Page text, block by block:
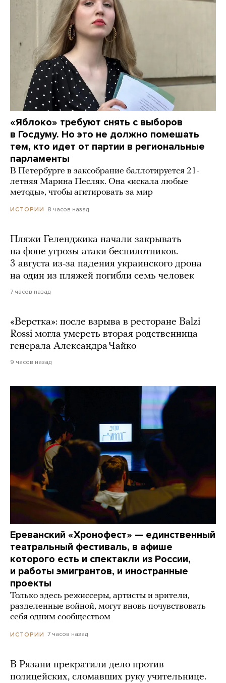
«Яблоко» требуют снять с выборов
в Госдуму. Но это не должно помешать
тем, кто идет от партии в региональные
парламенты
В Петербурге в заксобрание баллотируется 21-
летняя Марина Песляк. Она «искала любые
методы», чтобы агитировать за мир
ИСТОРИИ 8 часов назад
Пляжи Геленджика начали закрывать
на фоне угрозы атаки беспилотников.
3 августа из-за падения украинского дрона
на один из пляжей погибли семь человек
7 часов назад
«Верстка»: после взрыва в ресторане Balzi
Rossi могла умереть вторая родственница
генерала Александра Чайко
9 часов назад
Ереванский «Хронофест» — единственный
театральный фестиваль, в афише
которого есть и спектакли из России,
и работы эмигрантов, и иностранные
проекты
Только здесь режиссеры, артисты и зрители,
разделенные войной, могут вновь почувствовать
себя одним сообществом
ИСТОРИИ 7 часов назад
В Рязани прекратили дело против
полицейских, сломавших руку учительнице.